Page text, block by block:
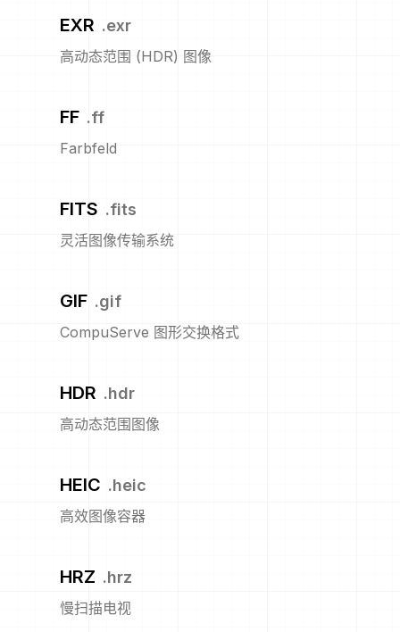
EXR .exr
高动态范围 (HDR) 图像
FF .ff
Farbfeld
FITS .fits
灵活图像传输系统
GIF .gif
CompuServe 图形交换格式
HDR .hdr
高动态范围图像
HEIC .heic
高效图像容器
HRZ .hrz
慢扫描电视